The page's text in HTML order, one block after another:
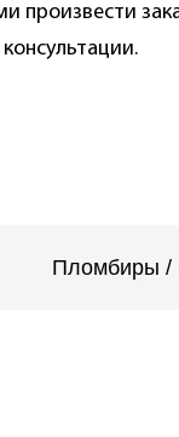
произвести
Пломбиры /